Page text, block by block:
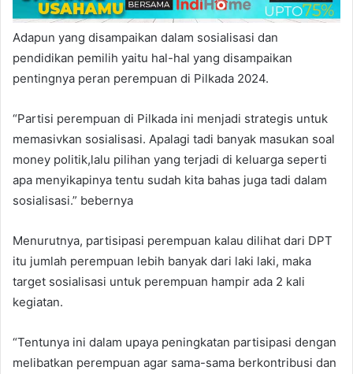
Adapun yang disampaikan dalam sosialisasi dan
pendidikan pemilih yaitu hal-hal yang disampaikan
pentingnya peran perempuan di Pilkada 2024.
“Partisi perempuan di Pilkada ini menjadi strategis untuk
memasivkan sosialisasi. Apalagi tadi banyak masukan soal
money politik,lalu pilihan yang terjadi di keluarga seperti
apa menyikapinya tentu sudah kita bahas juga tadi dalam
sosialisasi.” bebernya
Menurutnya, partisipasi perempuan kalau dilihat dari DPT
itu jumlah perempuan lebih banyak dari laki laki, maka
target sosialisasi untuk perempuan hampir ada 2 kali
kegiatan.
“Tentunya ini dalam upaya peningkatan partisipasi dengan
melibatkan perempuan agar sama-sama berkontribusi dan